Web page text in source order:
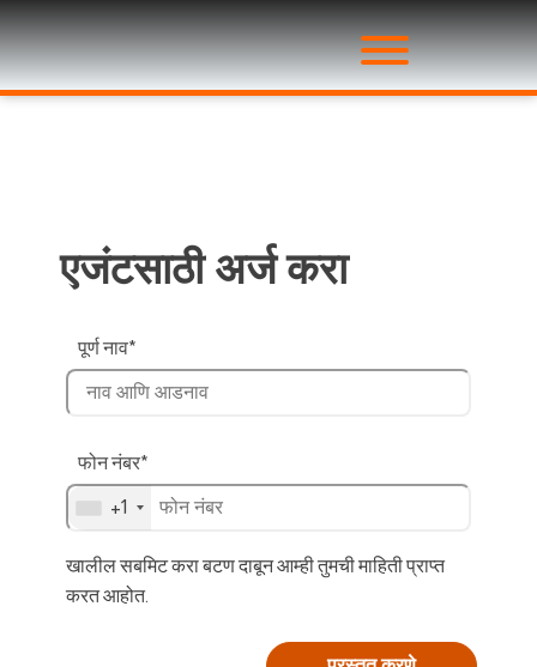
एजंटसाठी अर्ज करा
पूर्ण नाव*
फोन नंबर*
+1
खालील सबमिट करा बटण दाबून आम्ही तुमची माहिती प्राप्त
करत आहोत.